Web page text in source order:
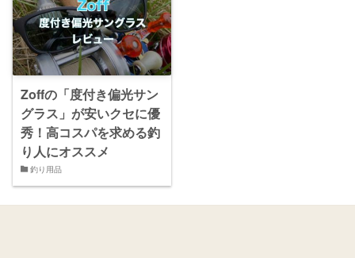
Zoffの「度付き偏光サン
グラス」が安いクセに優
秀！高コスパを求める釣
り人にオススメ
釣り用品